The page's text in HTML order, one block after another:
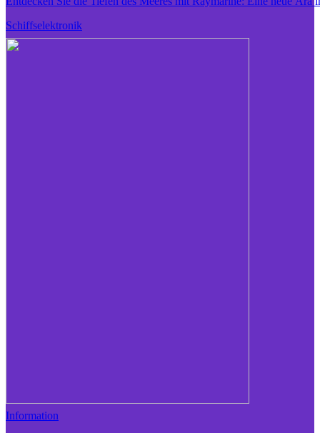
Schiffselektronik
Information